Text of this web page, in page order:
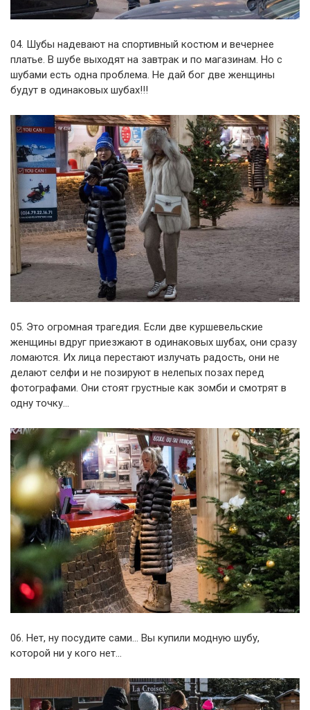
04. Шубы надевают на спортивный костюм и вечернее
платье. В шубе выходят на завтрак и по магазинам. Но с
шубами есть одна проблема. Не дай бог две женщины
будут в одинаковых шубах!!!
05. Это огромная трагедия. Если две куршевельские
женщины вдруг приезжают в одинаковых шубах, они сразу
ломаются. Их лица перестают излучать радость, они не
делают селфи и не позируют в нелепых позах перед
фотографами. Они стоят грустные как зомби и смотрят в
одну точку…
06. Нет, ну посудите сами… Вы купили модную шубу,
которой ни у кого нет…